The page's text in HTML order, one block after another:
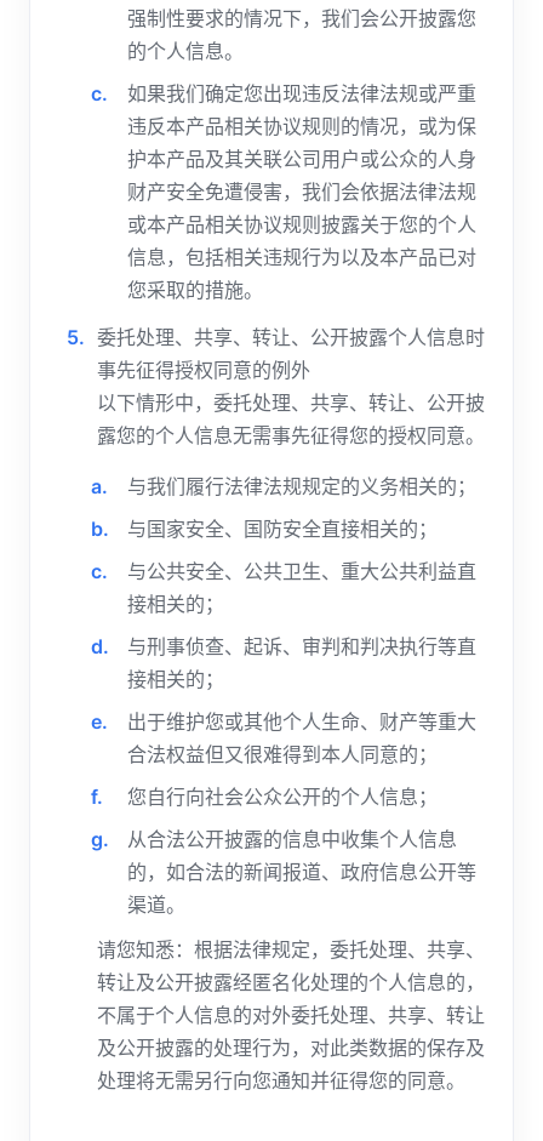
强制性要求的情况下，我们会公开披露您
的个人信息。
如果我们确定您出现违反法律法规或严重
违反本产品相关协议规则的情况，或为保
护本产品及其关联公司用户或公众的人身
财产安全免遭侵害，我们会依据法律法规
或本产品相关协议规则披露关于您的个人
信息，包括相关违规行为以及本产品已对
您采取的措施。
委托处理、共享、转让、公开披露个人信息时
事先征得授权同意的例外
以下情形中，委托处理、共享、转让、公开披
露您的个人信息无需事先征得您的授权同意。
与我们履行法律法规规定的义务相关的；
与国家安全、国防安全直接相关的；
与公共安全、公共卫生、重大公共利益直
接相关的；
与刑事侦查、起诉、审判和判决执行等直
接相关的；
出于维护您或其他个人生命、财产等重大
合法权益但又很难得到本人同意的；
您自行向社会公众公开的个人信息；
从合法公开披露的信息中收集个人信息
的，如合法的新闻报道、政府信息公开等
渠道。
请您知悉：根据法律规定，委托处理、共享、
转让及公开披露经匿名化处理的个人信息的，
不属于个人信息的对外委托处理、共享、转让
及公开披露的处理行为，对此类数据的保存及
处理将无需另行向您通知并征得您的同意。